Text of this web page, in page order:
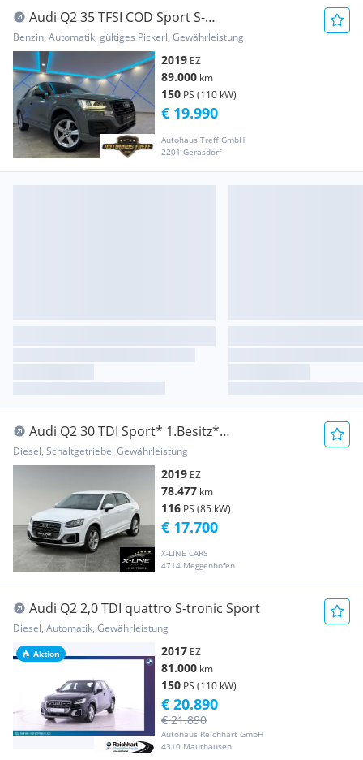
Audi Q2 35 TFSI COD Sport S-
tronic*PANO*ACC*LED*NAVI...
Benzin, Automatik, gültiges Pickerl, Gewährleistung
2019 EZ
89.000 km
150 PS (110 kW)
Autohaus Treff GmbH
2201 Gerasdorf
€ 19.990
Audi Q2 30 TDI Sport* 1.Besitz*
Servicegepflegt* SUV*
Diesel, Schaltgetriebe, Gewährleistung
2019 EZ
78.477 km
116 PS (85 kW)
X-LINE CARS
4714 Meggenhofen
€ 17.700
Aktion
Audi Q2 2,0 TDI quattro S-tronic Sport
Diesel, Automatik, Gewährleistung
2017 EZ
81.000 km
150 PS (110 kW)
Autohaus Reichhart GmbH
4310 Mauthausen
€ 21.890
€ 20.890